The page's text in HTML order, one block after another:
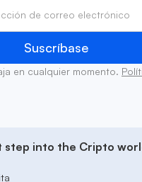
en cualquier momento.
step into the Cripto